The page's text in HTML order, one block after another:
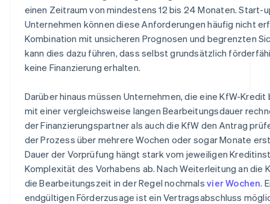
einen Zeitraum von mindestens 12 bis 24 Monaten. Start-
Unternehmen können diese Anforderungen häufig nicht
Kombination mit unsicheren Prognosen und begrenzten
kann dies dazu führen, dass selbst grundsätzlich
keine Finanzierung erhalten.
Darüber hinaus müssen Unternehmen, die eine KfW-Kredit
mit einer vergleichsweise langen Bearbeitungsdauer
der Finanzierungspartner als auch die KfW den Antrag
der Prozess über mehrere Wochen oder sogar Monate
Dauer der Vorprüfung hängt stark vom jeweiligen
Komplexität des Vorhabens ab. Nach Weiterleitung an die
die Bearbeitungszeit in der Regel nochmalsvier Wochen.
endgültigen Förderzusage ist ein Vertragsabschluss